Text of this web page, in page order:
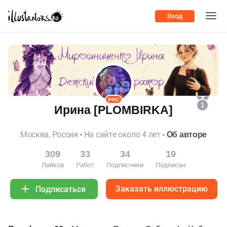
Вход
1
PRO
Ирина [PLOMBIRKA]
Москва, Россия На сайте около 4 лет Об авторе
309
Лайков
33
Работ
34
Подписчики
19
Подписан
Подписаться Заказать иллюстрацию